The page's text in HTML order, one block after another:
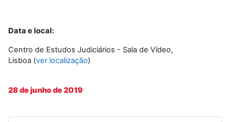
Data e local:
Centro de Estudos Judiciários - Sala de Vídeo,
Lisboa (ver localização)
28 de junho de 2019